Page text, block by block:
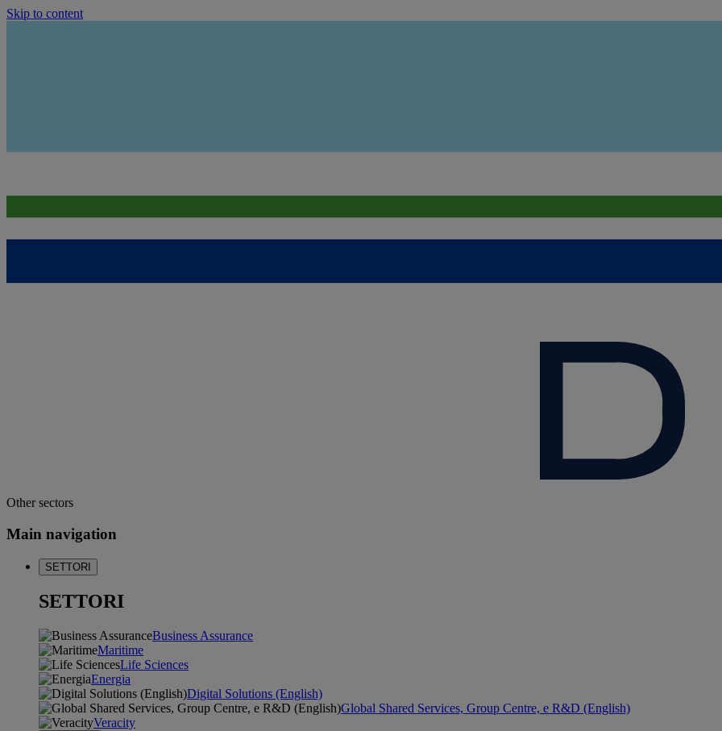
Skip to content
Other sectors
Main navigation
SETTORI
SETTORI
Business Assurance
Maritime
Life Sciences
Energia
Digital Solutions (English)
Global Shared Services, Group Centre, e R&D (English)
Veracity